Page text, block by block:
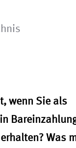
wenn Sie als
Was